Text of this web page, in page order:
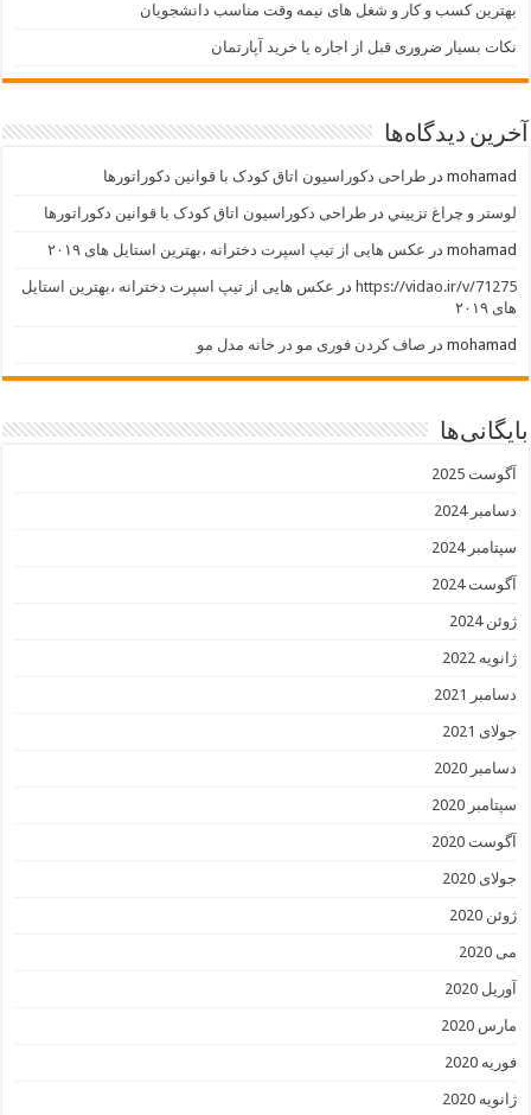
بهترین کسب و کار و شغل های نیمه وقت مناسب دانشجویان
نکات بسیار ضروری قبل از اجاره یا خرید آپارتمان
آخرین دیدگاه‌ها
mohamad درطراحی دکوراسیون اتاق کودک با قوانین دکوراتورها
لوستر و چراغ تزييني درطراحی دکوراسیون اتاق کودک با قوانین دکوراتورها
mohamad در عکس هایی از تیپ اسپرت دخترانه ،بهترین استایل های ۲۰۱۹
https://vidao.ir/v/71275 در عکس هایی از تیپ اسپرت دخترانه ،بهترین استایل
های ۲۰۱۹
mohamad در صاف کردن فوری مو در خانه مدل مو
بایگانی‌ها
آگوست 2025
دسامبر 2024
سپتامبر 2024
آگوست 2024
ژوئن 2024
ژانویه 2022
دسامبر 2021
جولای 2021
دسامبر 2020
سپتامبر 2020
آگوست 2020
جولای 2020
ژوئن 2020
می 2020
آوریل 2020
مارس 2020
فوریه 2020
ژانویه 2020